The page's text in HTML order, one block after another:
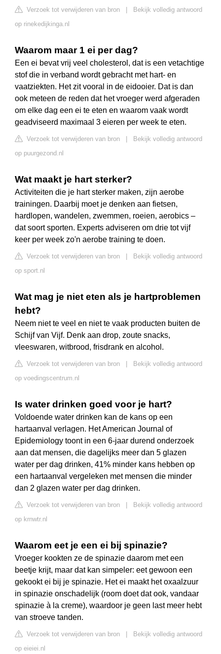
Verzoek tot verwijderen van bron
Bekijk volledig antwoord
op rinekedijkinga.nl
Waarom maar 1 ei per dag?
Een ei bevat vrij veel cholesterol, dat is een vetachtige
stof die in verband wordt gebracht met hart- en
vaatziekten. Het zit vooral in de eidooier. Dat is dan
ook meteen de reden dat het vroeger werd afgeraden
om elke dag een ei te eten en waarom vaak wordt
geadviseerd maximaal 3 eieren per week te eten.
Verzoek tot verwijderen van bron
Bekijk volledig antwoord
op puurgezond.nl
Wat maakt je hart sterker?
Activiteiten die je hart sterker maken, zijn aerobe
trainingen. Daarbij moet je denken aan fietsen,
hardlopen, wandelen, zwemmen, roeien, aerobics –
dat soort sporten. Experts adviseren om drie tot vijf
keer per week zo'n aerobe training te doen.
Verzoek tot verwijderen van bron
Bekijk volledig antwoord
op sport.nl
Wat mag je niet eten als je hartproblemen
hebt?
Neem niet te veel en niet te vaak producten buiten de
Schijf van Vijf. Denk aan drop, zoute snacks,
vleeswaren, witbrood, frisdrank en alcohol.
Verzoek tot verwijderen van bron
Bekijk volledig antwoord
op voedingscentrum.nl
Is water drinken goed voor je hart?
Voldoende water drinken kan de kans op een
hartaanval verlagen. Het American Journal of
Epidemiology toont in een 6-jaar durend onderzoek
aan dat mensen, die dagelijks meer dan 5 glazen
water per dag drinken, 41% minder kans hebben op
een hartaanval vergeleken met mensen die minder
dan 2 glazen water per dag drinken.
Verzoek tot verwijderen van bron
Bekijk volledig antwoord
op krnwtr.nl
Waarom eet je een ei bij spinazie?
Vroeger kookten ze de spinazie daarom met een
beetje krijt, maar dat kan simpeler: eet gewoon een
gekookt ei bij je spinazie. Het ei maakt het oxaalzuur
in spinazie onschadelijk (room doet dat ook, vandaar
spinazie à la creme), waardoor je geen last meer hebt
van stroeve tanden.
Verzoek tot verwijderen van bron
Bekijk volledig antwoord
op eieiei.nl